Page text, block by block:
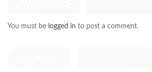
LEAVE A REPLY
You must be logged in to post a comment.
Recent Posts